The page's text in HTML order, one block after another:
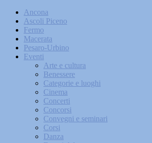
Ancona
Ascoli Piceno
Fermo
Macerata
Pesaro-Urbino
Eventi
Arte e cultura
Benessere
Categorie e luoghi
Cinema
Concerti
Concorsi
Convegni e seminari
Corsi
Danza